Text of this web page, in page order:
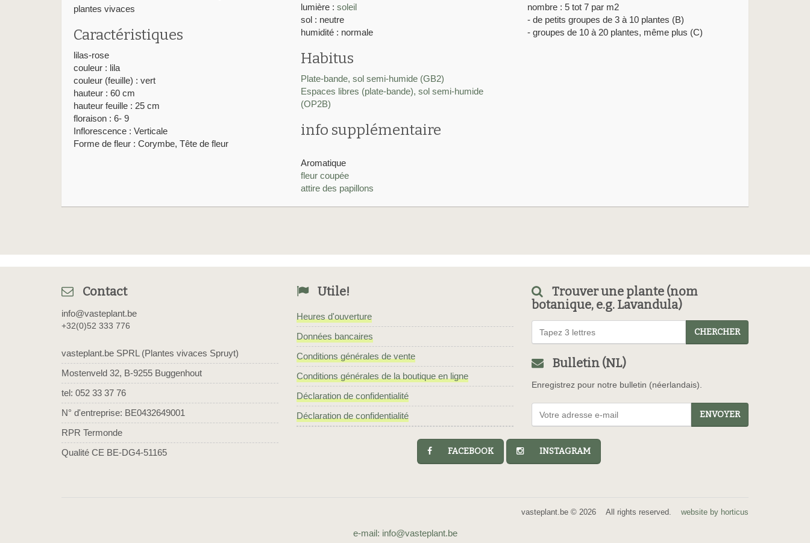
plantes vivaces
Caractéristiques
lilas-rose
couleur : lila
couleur (feuille) : vert
hauteur : 60 cm
hauteur feuille : 25 cm
floraison : 6- 9
Inflorescence : Verticale
Forme de fleur : Corymbe, Tête de fleur
lumière : soleil
sol : neutre
humidité : normale
Habitus
Plate-bande, sol semi-humide (GB2)
Espaces libres (plate-bande), sol semi-humide
(OP2B)
info supplémentaire
Aromatique
fleur coupée
attire des papillons
nombre : 5 tot 7 par m2
- de petits groupes de 3 à 10 plantes (B)
- groupes de 10 à 20 plantes, même plus (C)
Contact
info@vasteplant.be
+32(0)52 333 776
vasteplant.be SPRL (Plantes vivaces Spruyt)
Mostenveld 32, B-9255 Buggenhout
tel: 052 33 37 76
N° d'entreprise: BE0432649001
RPR Termonde
Qualité CE BE-DG4-51165
Utile!
Heures d'ouverture
Données bancaires
Conditions générales de vente
Conditions générales de la boutique en ligne
Déclaration de confidentialité
Déclaration de confidentialité
Trouver une plante (nom
botanique, e.g. Lavandula)
CHERCHER
Bulletin (NL)
Enregistrez pour notre bulletin (néerlandais).
ENVOYER
FACEBOOK INSTAGRAM
vasteplant.be © 2026 All rights reserved. website by horticus
e-mail: info@vasteplant.be